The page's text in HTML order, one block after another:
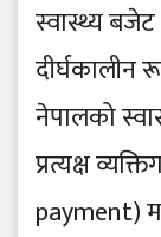
स्वास्थ्य
नेपालको
प्रत्यक्ष
payment)